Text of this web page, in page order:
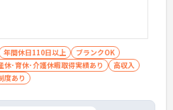
年間休日110日以上
ブランクOK
休･育休･介護休暇取得実績あり
高収入
度あり